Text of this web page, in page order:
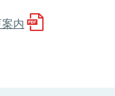
内